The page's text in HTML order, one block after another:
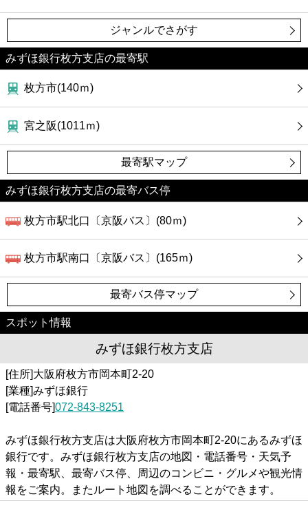
ジャンルでさがす
みずほ銀行枚方支店の最寄駅
枚方市(140ｍ)
宮之阪(1011ｍ)
最寄駅マップ
みずほ銀行枚方支店の最寄バス停
枚方市駅北口〔京阪バス〕(80ｍ)
枚方市駅南口〔京阪バス〕(165ｍ)
最寄バス停マップ
スポット情報
みずほ銀行枚方支店
[住所]大阪府枚方市岡本町2-20
[業種]みずほ銀行
[電話番号]072-843-8251
みずほ銀行枚方支店は大阪府枚方市岡本町2-20にあるみずほ
銀行です。みずほ銀行枚方支店の地図・電話番号・天気予
報・最寄駅、最寄バス停、周辺のコンビニ・グルメや観光情
報をご案内。またルート地図を調べることができます。